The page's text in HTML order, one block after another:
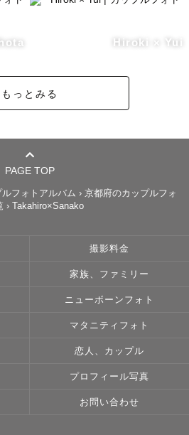
Hiroki × Yui
もっとみる
PAGE TOP
ルフォトアルバム › 京都府のカップルフォ
› Takahiro×Sanako
撮影料金
家族、ファミリー
ニューボーンフォト
マタニティフォト
恋人、カップル
プロフィール写真
お問い合わせ